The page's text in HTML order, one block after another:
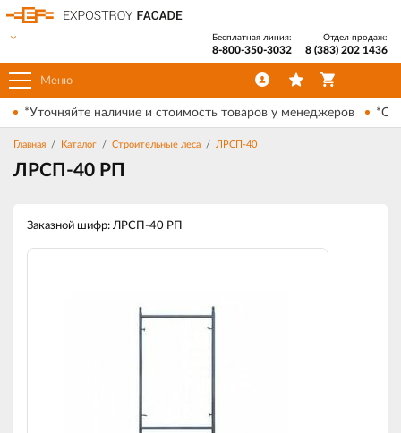
Меню
Бесплатная линия:
8-800-350-3032
Отдел продаж:
8 (383) 202 1436
*Уточняйте наличие и стоимость товаров у менеджеров
Главная Каталог Строительные леса ЛРСП-40
ЛРСП-40 РП
Заказной шифр: ЛРСП-40 РП